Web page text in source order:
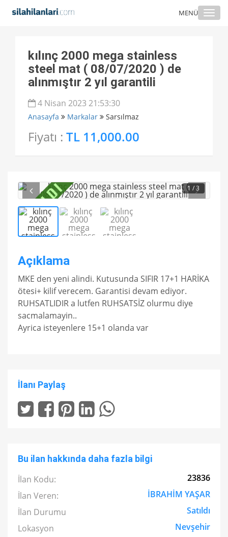
MENÜ
kılınç 2000 mega stainless
steel mat ( 08/07/2020 ) de
alınmıştır 2 yıl garantili
4 Nisan 2023 21:53:30
Anasayfa Markalar Sarsılmaz
Fiyatı : TL 11,000.00
1 / 3
Açıklama
MKE den yeni alindi. Kutusunda SIFIR 17+1 HARİKA
ötesi+ kilif verecem. Garantisi devam ediyor.
RUHSATLIDIR a lutfen RUHSATSİZ olurmu diye
sacmalamayin..
Ayrica isteyenlere 15+1 olanda var
İlanı Paylaş
Bu ilan hakkında daha fazla bilgi
İlan Kodu:
23836
İlan Veren:
İBRAHİM YAŞAR
İlan Durumu
Satıldı
Lokasyon
Nevşehir